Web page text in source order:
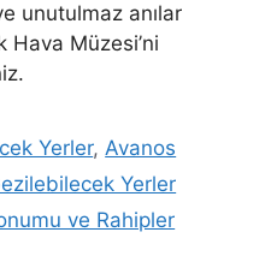
unutulmaz anılar
Hava Müzesi’ni
Yerler,Avanos
Yerler
ve Rahipler